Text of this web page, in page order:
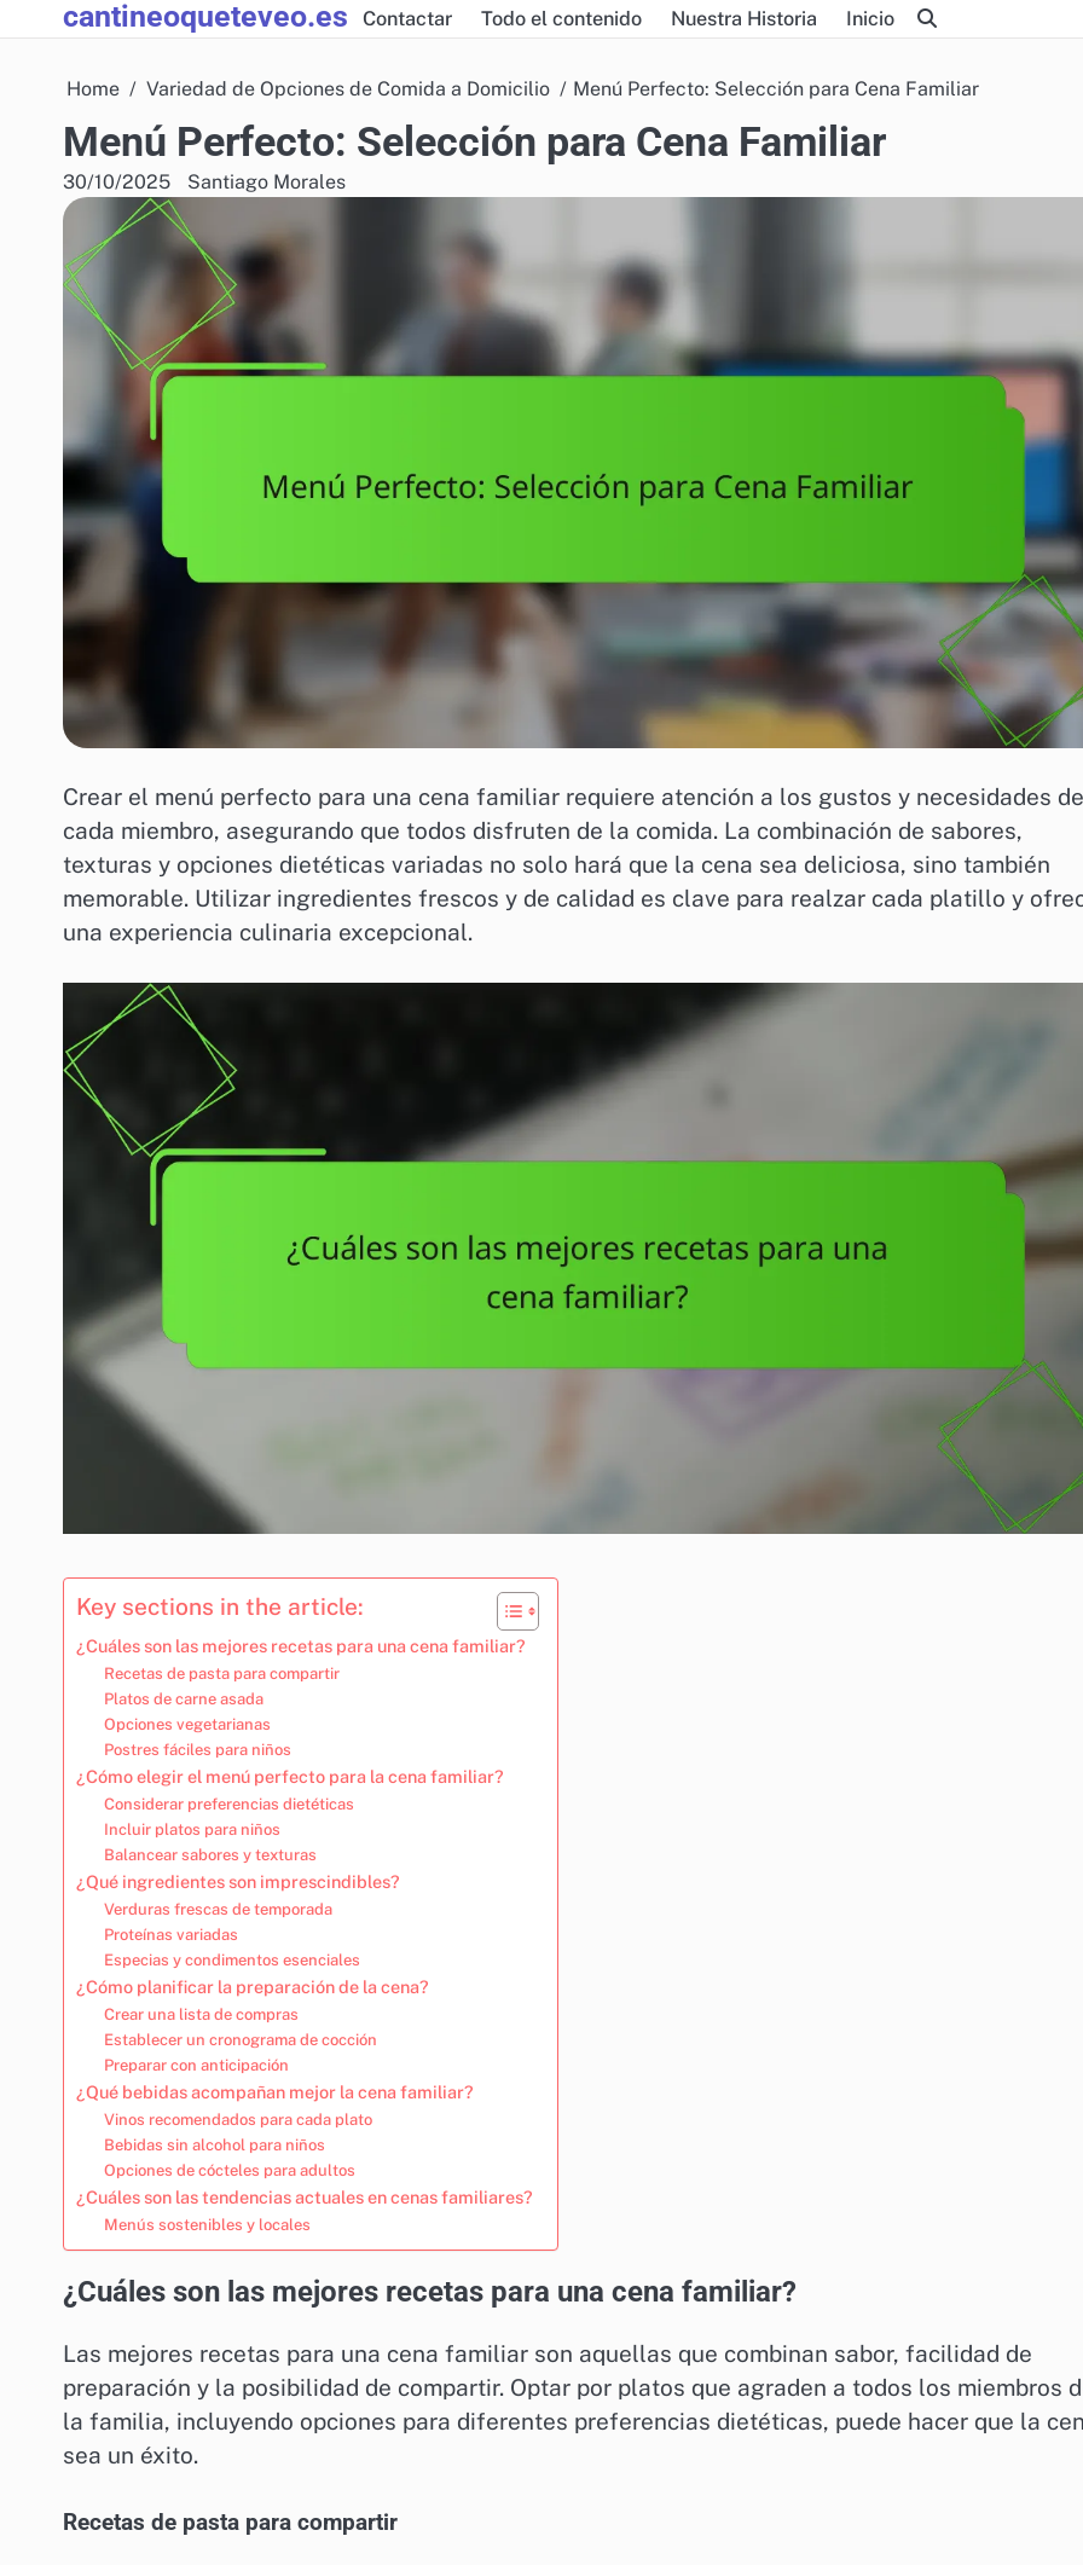
to
cantineoqueteveo.es Contactar Todo el contenido Nuestra Historia Inicio
Home Variedad de Opciones de Comida a Domicilio Menú Perfecto: Selección para Cena Familiar
Menú Perfecto: Selección para Cena Familiar
30/10/2025 Santiago Morales
Crear el menú perfecto para una cena familiar requiere atención a los gustos y necesidades de
cada miembro, asegurando que todos disfruten de la comida. La combinación de sabores,
texturas y opciones dietéticas variadas no solo hará que la cena sea deliciosa, sino también
memorable. Utilizar ingredientes frescos y de calidad es clave para realzar cada platillo y
una experiencia culinaria excepcional.
Key sections in the article:
¿Cuáles son las mejores recetas para una cena familiar?
Recetas de pasta para compartir
Platos de carne asada
Opciones vegetarianas
Postres fáciles para niños
¿Cómo elegir el menú perfecto para la cena familiar?
Considerar preferencias dietéticas
Incluir platos para niños
Balancear sabores y texturas
¿Qué ingredientes son imprescindibles?
Verduras frescas de temporada
Proteínas variadas
Especias y condimentos esenciales
¿Cómo planificar la preparación de la cena?
Crear una lista de compras
Establecer un cronograma de cocción
Preparar con anticipación
¿Qué bebidas acompañan mejor la cena familiar?
Vinos recomendados para cada plato
Bebidas sin alcohol para niños
Opciones de cócteles para adultos
¿Cuáles son las tendencias actuales en cenas familiares?
Menús sostenibles y locales
¿Cuáles son las mejores recetas para una cena familiar?
Las mejores recetas para una cena familiar son aquellas que combinan sabor, facilidad de
preparación y la posibilidad de compartir. Optar por platos que agraden a todos los miembros
la familia, incluyendo opciones para diferentes preferencias dietéticas, puede hacer que la
sea un éxito.
Recetas de pasta para compartir